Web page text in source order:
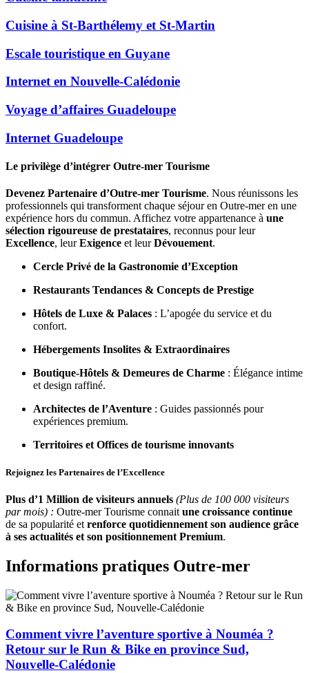
Cuisine à St-Barthélemy et St-Martin
Escale touristique en Guyane
Internet en Nouvelle-Calédonie
Voyage d’affaires Guadeloupe
Internet Guadeloupe
Le privilège d’intégrer Outre-mer Tourisme
Devenez Partenaire d’Outre-mer Tourisme. Nous réunissons les
professionnels qui transforment chaque séjour en Outre-mer en une
expérience hors du commun. Affichez votre appartenance à une
sélection rigoureuse de prestataires, reconnus pour leur
Excellence, leurExigence et leurDévouement.
Cercle Privé de la Gastronomie d’Exception
Restaurants Tendances & Concepts de Prestige
Hôtels de Luxe & Palaces : L’apogée du service et du
confort.
Hébergements Insolites & Extraordinaires
Boutique-Hôtels & Demeures de Charme : Élégance intime
et design raffiné.
Architectes de l’Aventure : Guides passionnés pour
expériences premium.
Territoires et Offices de tourisme innovants
Rejoignez les Partenaires de l’Excellence
Plus d’1 Million de visiteurs annuels (Plus de 100 000 visiteurs
par mois) : Outre-mer Tourisme connait une croissance continue
de sa popularité et renforce quotidiennement son audience grâce
à ses actualités et son positionnement Premium.
Informations pratiques Outre-mer
Comment vivre l’aventure sportive à Nouméa ?
Retour sur le Run & Bike en province Sud,
Nouvelle-Calédonie